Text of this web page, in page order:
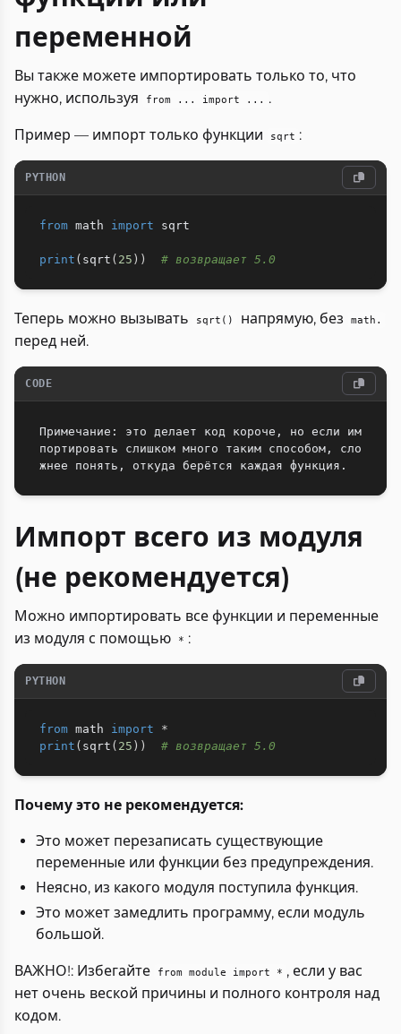
переменной
Вы также можете импортировать только то, что
нужно, используя
from ... import ... .
Пример — импорт только функции sqrt :
PYTHON
from math import sqrt
print ( sqrt ( 25 ) ) # возвращает 5.0
Теперь можно вызывать sqrt() напрямую, без math.
перед ней.
CODE
Примечание: это делает код короче, но если им
портировать слишком много таким способом, сло
Импорт всего из модуля
(не рекомендуется)
Можно импортировать все функции и переменные
из модуля с помощью
* :
PYTHON
from math import
*
print ( sqrt ( 25 ) ) # возвращает 5.0
Почему это не рекомендуется:
Это может перезаписать существующие
переменные или функции без предупреждения.
Неясно, из какого модуля поступила функция.
Это может замедлить программу, если модуль
большой.
ВАЖНО!: Избегайте from module import * , если у вас
нет очень веской причины и полного контроля над
кодом.